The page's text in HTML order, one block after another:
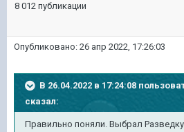
8 012 публикации
Опубликовано: 26 апр 2022, 17:26:03
В 26.04.2022 в 17:24:08
сказал:
Правильно поняли. Выбрал